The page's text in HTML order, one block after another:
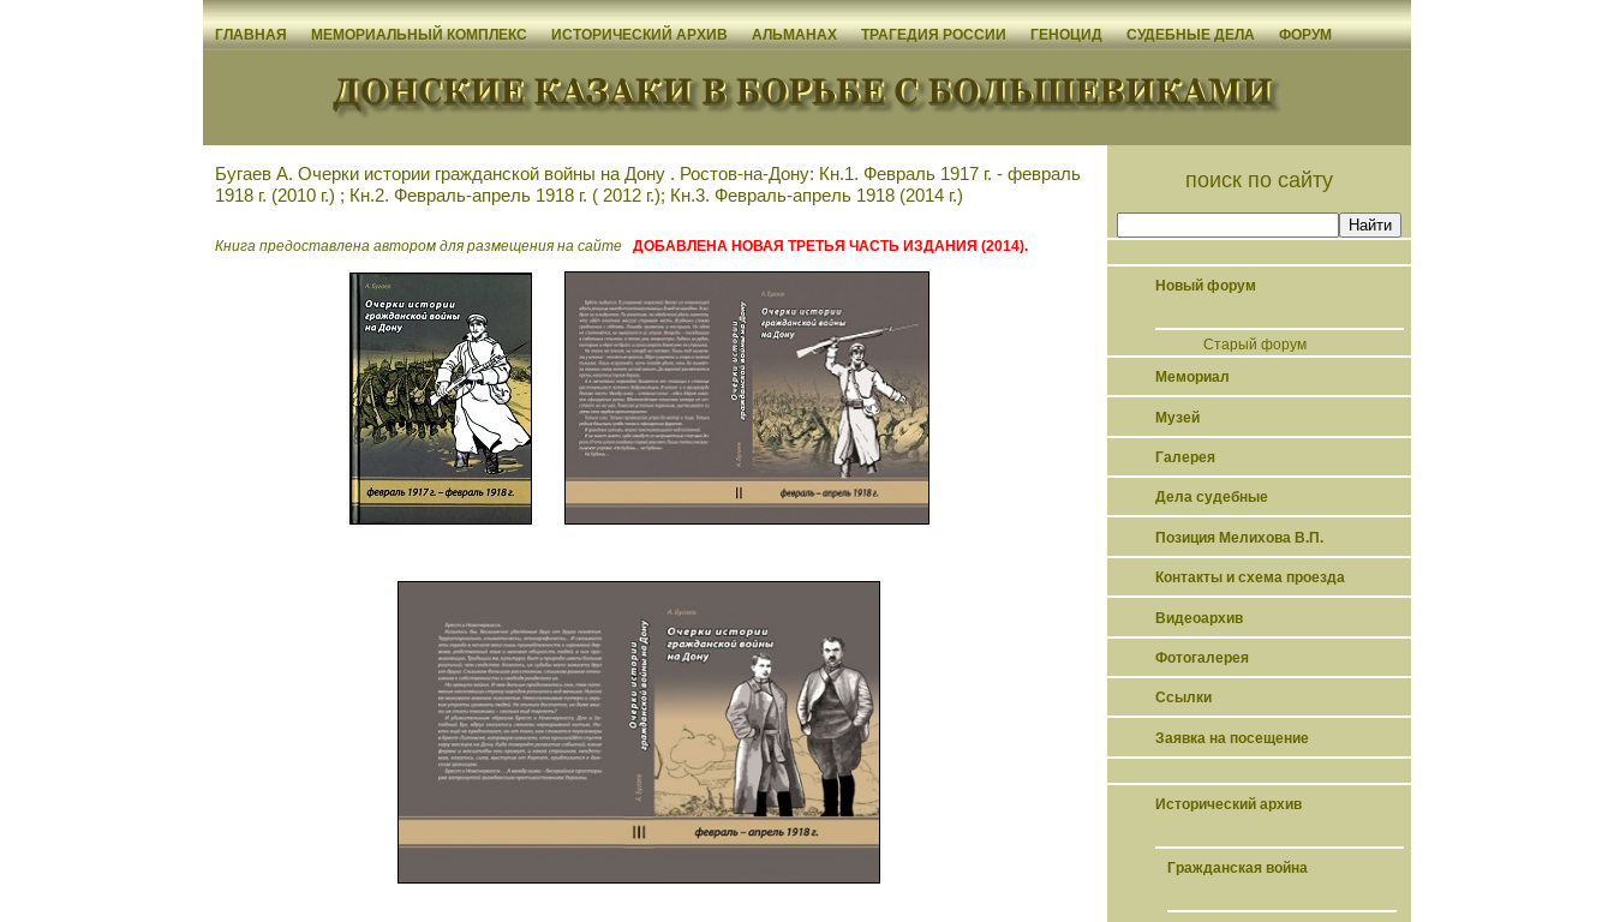
ГЛАВНАЯ МЕМОРИАЛЬНЫЙ КОМПЛЕКС ИСТОРИЧЕСКИЙ АРХИВ АЛЬМАНАХ ТРАГЕДИЯ РОССИИ ГЕНОЦИД СУДЕБНЫЕ ДЕЛА ФОРУМ
поиск по сайту
Новый форум
Старый форум
Мемориал
Музей
Галерея
Дела судебные
Позиция Мелихова В.П.
Контакты и схема проезда
Видеоархив
Фотогалерея
Ссылки
Заявка на посещение
Исторический архив
Гражданская война
Бугаев А. Очерки истории гражданской войны на Дону . Ростов-на-Дону: Кн.1. Февраль 1917 г. - февраль
1918 г. (2010 г.) ; Кн.2. Февраль-апрель 1918 г. ( 2012 г.); Кн.3. Февраль-апрель 1918 (2014 г.)
Книга предоставлена автором для размещения на сайте ДОБАВЛЕНА НОВАЯ ТРЕТЬЯ ЧАСТЬ ИЗДАНИЯ (2014).